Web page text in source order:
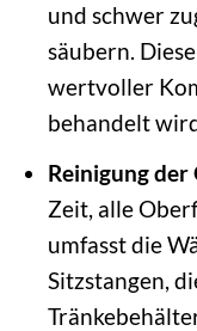
und schwer
säubern.
wertvoller
behandelt
Reinigung
Zeit, alle
umfasst die
Sitzstangen,